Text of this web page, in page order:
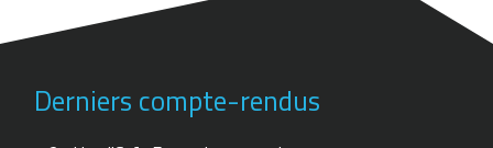
Derniers compte-rendus